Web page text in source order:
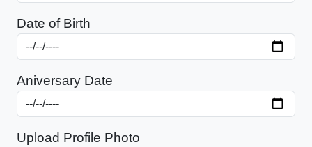
Date of Birth
Aniversary Date
Upload Profile Photo